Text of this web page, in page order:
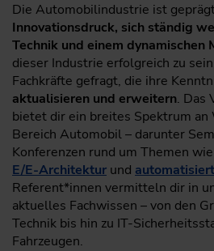
Die Automobilindustrie ist
Innovationsdruck, sich ständig
Technik und einem dynamischen
dieser Industrie erfolgreich zu
Fachkräfte gefragt, die ihre
aktualisieren und erweitern. Das
bietet dir ein breites Spektrum
Bereich Automobil – darunter
Konferenzen rund um Themen wie
E/E-Architektur und
Referent*innen vermitteln dir in
aktuelles Fachwissen – von den
Technik bis hin zu IT-
Fahrzeugen.